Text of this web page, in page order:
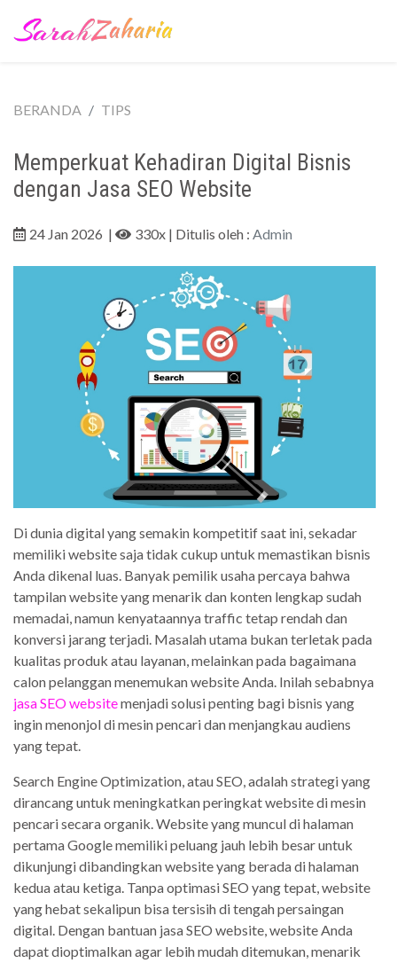
BERANDA TIPS
Memperkuat Kehadiran Digital Bisnis
dengan Jasa SEO Website
24 Jan 2026 | 330x | Ditulis oleh : Admin
Di dunia digital yang semakin kompetitif saat ini, sekadar
memiliki website saja tidak cukup untuk memastikan bisnis
Anda dikenal luas. Banyak pemilik usaha percaya bahwa
tampilan website yang menarik dan konten lengkap sudah
memadai, namun kenyataannya traffic tetap rendah dan
konversi jarang terjadi. Masalah utama bukan terletak pada
kualitas produk atau layanan, melainkan pada bagaimana
calon pelanggan menemukan website Anda. Inilah sebabnya
jasa SEO websitemenjadi solusi penting bagi bisnis yang
ingin menonjol di mesin pencari dan menjangkau audiens
yang tepat.
Search Engine Optimization, atau SEO, adalah strategi yang
dirancang untuk meningkatkan peringkat website di mesin
pencari secara organik. Website yang muncul di halaman
pertama Google memiliki peluang jauh lebih besar untuk
dikunjungi dibandingkan website yang berada di halaman
kedua atau ketiga. Tanpa optimasi SEO yang tepat, website
yang hebat sekalipun bisa tersisih di tengah persaingan
digital. Dengan bantuan jasa SEO website, website Anda
dapat dioptimalkan agar lebih mudah ditemukan, menarik